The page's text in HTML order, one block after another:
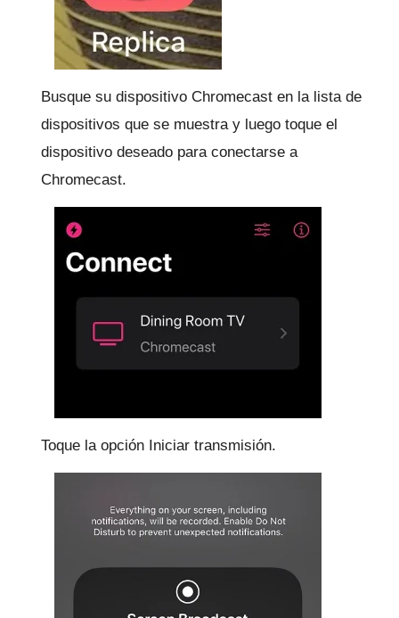
Busque su dispositivo Chromecast en la lista de
dispositivos que se muestra y luego toque el
dispositivo deseado para conectarse a
Chromecast.
Toque la opción Iniciar transmisión.